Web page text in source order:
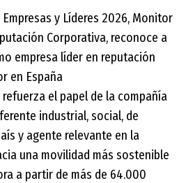
Empresas y Líderes 2026, Monitor
Corporativa, reconoce a
empresa líder en reputación
en España
el papel de la compañía
industrial, social, de
y agente relevante en la
una movilidad más sostenible
a partir de más de 64.000